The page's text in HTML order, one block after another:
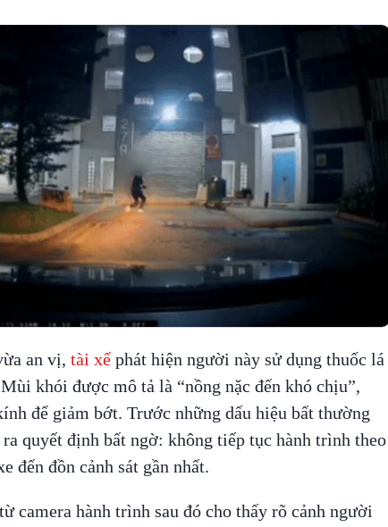
an vị, tài xếphát hiện người này sử dụng thuốc lá
khói được mô tả là “nồng nặc đến khó chịu”,
để giảm bớt. Trước những dấu hiệu bất thường
quyết định bất ngờ: không tiếp tục hành trình theo
đến đồn cảnh sát gần nhất.
camera hành trình sau đó cho thấy rõ cảnh người